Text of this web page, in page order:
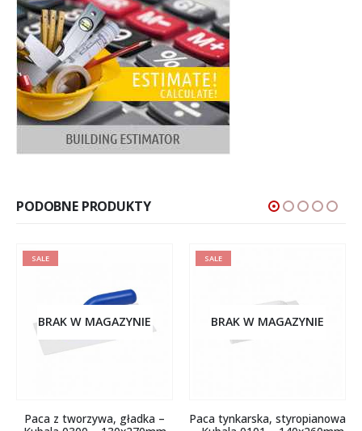
PODOBNE PRODUKTY
SALE
BRAK W MAGAZYNIE
Paca z tworzywa, gładka –
SALE
BRAK W MAGAZYNIE
Paca tynkarska, styropianowa